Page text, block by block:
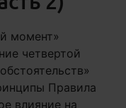
момент»
четвертой
Правила
влияние на